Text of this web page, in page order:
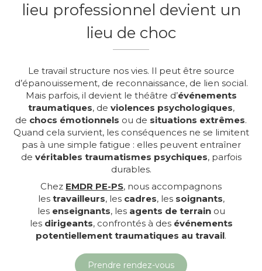
lieu professionnel devient un
lieu de choc
Le travail structure nos vies. Il peut être source
d’épanouissement, de reconnaissance, de lien social.
Mais parfois, il devient le théâtre d’événements
traumatiques, de violences psychologiques,
de chocs émotionnels ou de situations extrêmes.
Quand cela survient, les conséquences ne se limitent
pas à une simple fatigue : elles peuvent entraîner
de véritables traumatismes psychiques, parfois
durables.
Chez EMDR PE-PS, nous accompagnons
les travailleurs, les cadres, les soignants,
les enseignants, les agents de terrainou
les dirigeants, confrontés à des événements
potentiellement traumatiques au travail.
Prendre rendez-vous